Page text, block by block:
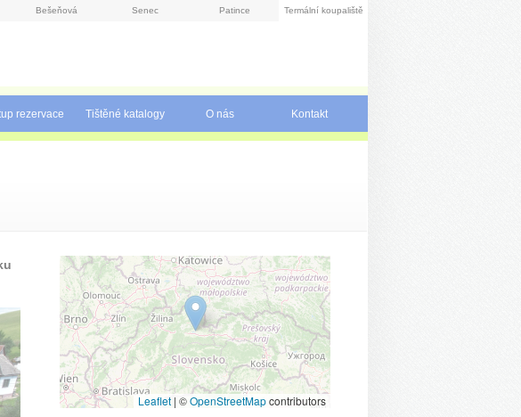
Bešeňová Senec Patince Termální koupaliště
rezervace Tištěné katalogy O nás Kontakt
Leaflet | ©OpenStreetMapcontributors